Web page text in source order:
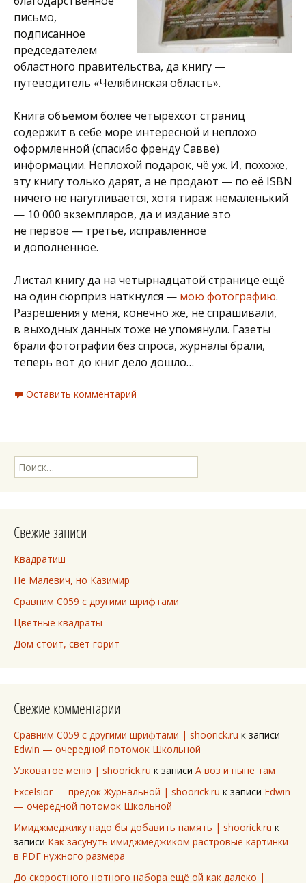
письмо,
подписанное
председателем
областного правительства, да книгу —
путеводитель «Челябинская область».
Книга объёмом более четырёхсот страниц
содержит в себе море интересной и неплохо
оформленной (спасибо френду Савве)
информации. Неплохой подарок, чё уж. И, похоже,
эту книгу только дарят, а не продают — по её ISBN
ничего не нагугливается, хотя тираж немаленький
— 10 000 экземпляров, да и издание это
не первое — третье, исправленное
и дополненное.
Листал книгу да на четырнадцатой странице ещё
на один сюрприз наткнулся — мою фотографию.
Разрешения у меня, конечно же, не спрашивали,
в выходных данных тоже не упомянули. Газеты
брали фотографии без спроса, журналы брали,
теперь вот до книг дело дошло…
Оставить комментарий
Найти:
Свежие записи
Квадратиш
Не Малевич, но Казимир
Сравним C059 с другими шрифтами
Цветные квадраты
Дом стоит, свет горит
Свежие комментарии
Сравним C059 с другими шрифтами | shoorick.ru к записи
Edwin — очередной потомок Школьной
Узковатое меню | shoorick.ru к записи А воз и ныне там
Excelsior — предок Журнальной | shoorick.ru к записи Edwin
— очередной потомок Школьной
Имиджмеджику надо бы добавить память | shoorick.ru к
записи Как засунуть имиджмеджиком растровые картинки
в PDF нужного размера
До скоростного нотного набора ещё ой как далеко |